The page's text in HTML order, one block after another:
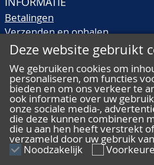
Betalingen
Verzenden en ophalen
Veilingtermen
Kwaliteitsomschrijvingen
Veelgestelde vragen
ALGEMEEN
Deze website gebruikt
We gebruiken cookies om
personaliseren, om functies
bieden en om ons verkeer te
ook informatie over uw
onze sociale media-,
die deze kunnen combineren
die u aan hen heeft verstrekt
verzameld door uw gebruik
Noodzakelijk